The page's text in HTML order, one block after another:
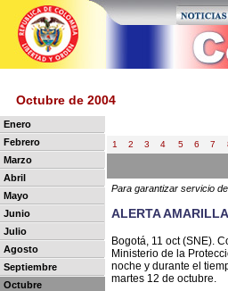
Octubre de 2004
Enero
Febrero
Marzo
Abril
Mayo
Junio
Julio
Agosto
Septiembre
Octubre
1 2 3 4 5 6 7
Para garantizar servicio
ALERTA
Bogotá, 11 oct (SNE).
Ministerio de la
noche y durante el
martes 12 de octubre.